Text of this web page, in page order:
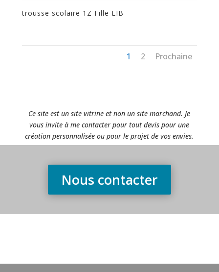
trousse scolaire 1Z Fille LIB
1 2 Prochaine
Ce site est un site vitrine et non un site marchand. Je
vous invite à me contacter pour tout devis pour une
création personnalisée ou pour le projet de vos envies.
Nous contacter